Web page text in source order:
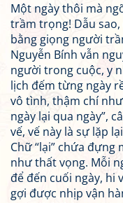
Một ngày thôi mà
trầm trọng! Dẫu
bằng giọng người
Nguyễn Bính vẫn
người trong cuộc, y
lịch đếm từng ngày
vô tình, thậm chí
ngày lại qua ngày”,
vế, vế này là sự lặp
Chữ “lại” chứa đựng
như thất vọng. Mỗi
để đến cuối ngày, hi
gợi được nhịp vận